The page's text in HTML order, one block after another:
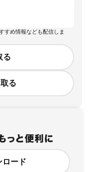
すめ情報なども配信しま
る
る
ロード